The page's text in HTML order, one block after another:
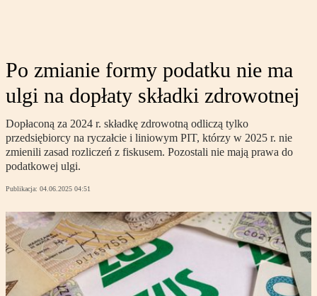
Po zmianie formy podatku nie ma
ulgi na dopłaty składki zdrowotnej
Dopłaconą za 2024 r. składkę zdrowotną odliczą tylko
przedsiębiorcy na ryczałcie i liniowym PIT, którzy w 2025 r. nie
zmienili zasad rozliczeń z fiskusem. Pozostali nie mają prawa do
podatkowej ulgi.
Publikacja: 04.06.2025 04:51